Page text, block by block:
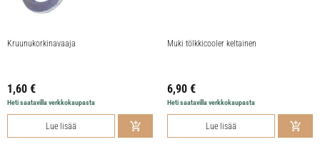
Kruunukorkinavaaja
1,60 €
Heti saatavilla verkkokaupasta
Lue lisää
Muki tölkkicooler keltainen
6,90 €
Heti saatavilla verkkokaupasta
Lue lisää